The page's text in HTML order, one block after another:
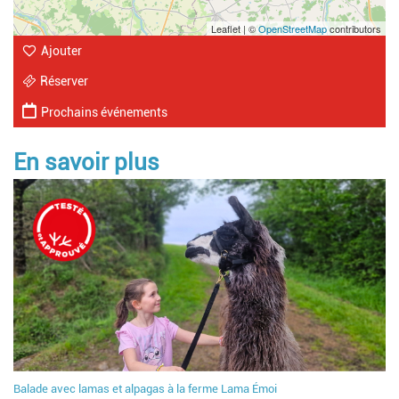
Leaflet | ©OpenStreetMapcontributors
Ajouter
Réserver
Prochains événements
En savoir plus
Balade avec lamas et alpagas à la ferme Lama Émoi